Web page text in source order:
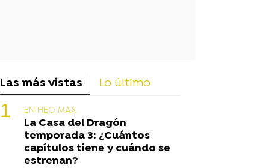
Las más vistas Lo último
EN HBO MAX
La Casa del Dragón
temporada 3: ¿Cuántos
capítulos tiene y cuándo se
estrenan?